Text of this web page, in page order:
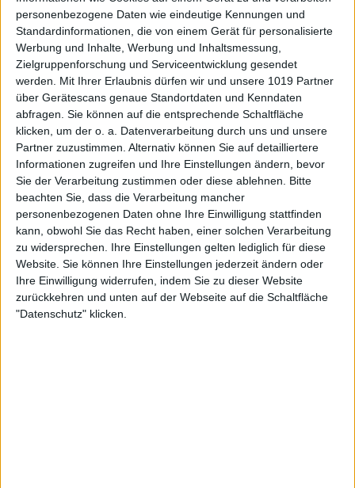
personenbezogene Daten wie eindeutige Kennungen und
Standardinformationen, die von einem Gerät für personalisierte
Werbung und Inhalte, Werbung und Inhaltsmessung,
Zielgruppenforschung und Serviceentwicklung gesendet
werden.
Mit Ihrer Erlaubnis dürfen wir und unsere 1019 Partner
über Gerätescans genaue Standortdaten und Kenndaten
abfragen. Sie können auf die entsprechende Schaltfläche
klicken, um der o. a. Datenverarbeitung durch uns und unsere
Partner zuzustimmen. Alternativ können Sie auf detailliertere
Informationen zugreifen und Ihre Einstellungen ändern, bevor
Sie der Verarbeitung zustimmen oder diese ablehnen.
Bitte
beachten Sie, dass die Verarbeitung mancher
personenbezogenen Daten ohne Ihre Einwilligung stattfinden
kann, obwohl Sie das Recht haben, einer solchen Verarbeitung
zu widersprechen. Ihre Einstellungen gelten lediglich für diese
Website. Sie können Ihre Einstellungen jederzeit ändern oder
Ihre Einwilligung widerrufen, indem Sie zu dieser Website
zurückkehren und unten auf der Webseite auf die Schaltfläche
"Datenschutz" klicken.